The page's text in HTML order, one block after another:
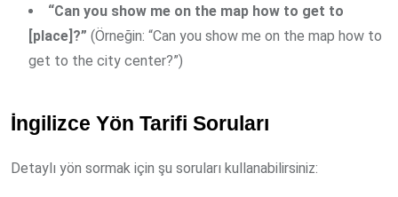
“Can you show me on the map how to get to
[place]?” (Örneğin: “Can you show me on the map how to
get to the city center?”)
İngilizce Yön Tarifi Soruları
Detaylı yön sormak için şu soruları kullanabilirsiniz: